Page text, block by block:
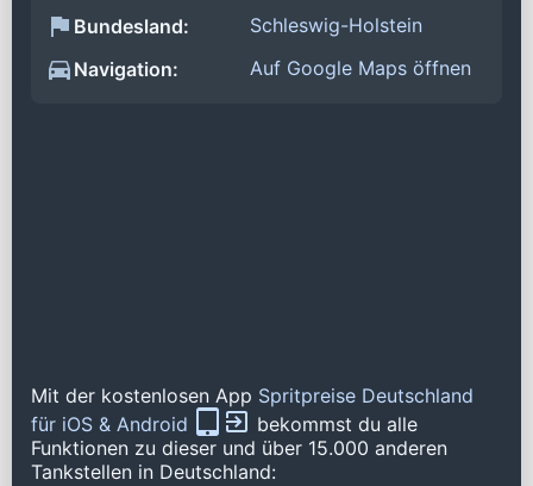
Bundesland:
Schleswig-Holstein
Navigation:
Auf Google Maps öffnen
Mit der kostenlosen App Spritpreise Deutschland
für iOS & Android
bekommst du alle
Funktionen zu dieser und über 15.000 anderen
Tankstellen in Deutschland: